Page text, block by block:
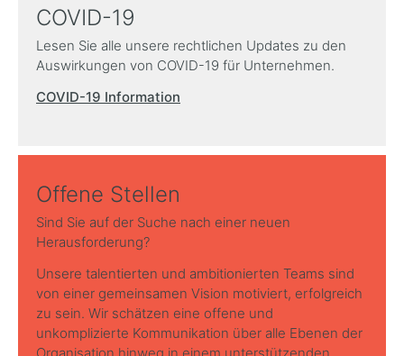
COVID-19
Lesen Sie alle unsere rechtlichen Updates zu den
Auswirkungen von COVID-19 für Unternehmen.
COVID-19 Information
Offene Stellen
Sind Sie auf der Suche nach einer neuen
Herausforderung?
Unsere talentierten und ambitionierten Teams sind
von einer gemeinsamen Vision motiviert, erfolgreich
zu sein. Wir schätzen eine offene und
unkomplizierte Kommunikation über alle Ebenen der
Organisation hinweg in einem unterstützenden